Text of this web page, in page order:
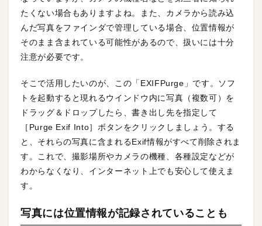
たくない場合もありますよね。また、カメラから読み込
んだ写真をファインダで管理している場合、位置情報が
そのまま含まれている可能性があるので、扱いには十分
注意が必要です。
そこで活用したいのが、この「EXIFPurge」です。ソフ
トを起動すると現れるウインドウ内に写真（複数可）を
ドラッグ＆ドロップしたら、書き出し先を指定して
［Purge Exif Into］ボタンをクリックしましょう。する
と、それらの写真に含まれるExif情報がすべて削除されま
す。これで、撮影場所やカメラの機種、各種設定などが
わからなくなり、インターネット上でも安心して使えま
す。
写真には位置情報が記録されていることも